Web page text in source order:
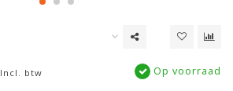
Incl. btw Op voorraad